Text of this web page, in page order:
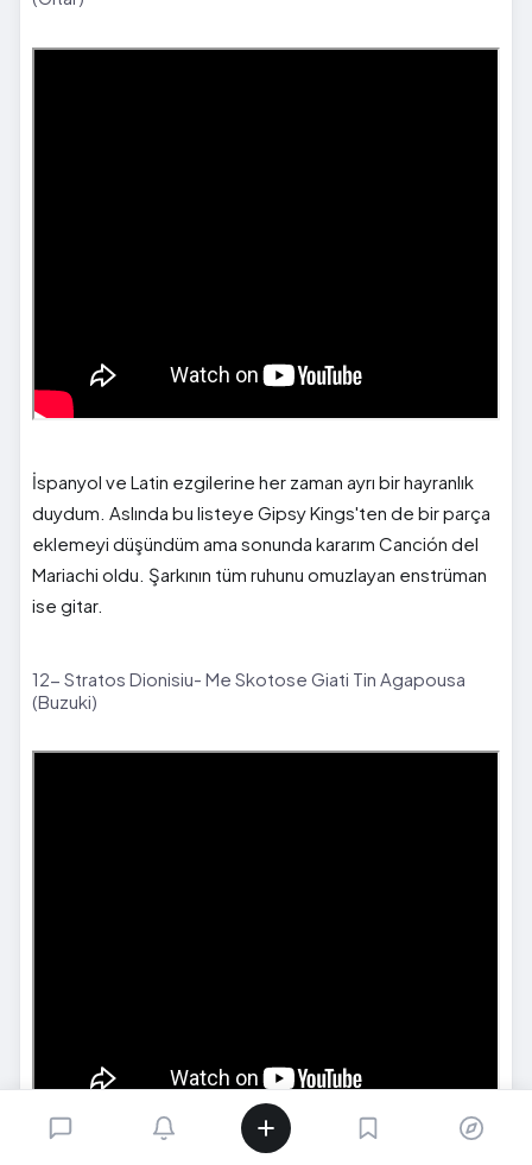
İspanyol ve Latin ezgilerine her zaman ayrı bir hayranlık
duydum. Aslında bu listeye Gipsy Kings'ten de bir parça
eklemeyi düşündüm ama sonunda kararım Canción del
Mariachi oldu. Şarkının tüm ruhunu omuzlayan enstrüman
ise gitar.
12- Stratos Dionisiu- Me Skotose Giati Tin Agapousa
(Buzuki)